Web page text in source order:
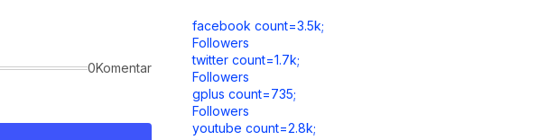
0Komentar
facebook count=3.5k;
Followers
twitter count=1.7k;
Followers
gplus count=735;
Followers
youtube count=2.8k;